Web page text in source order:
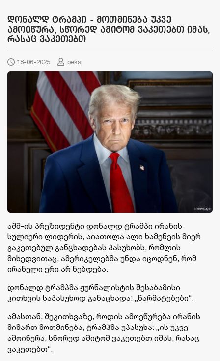
დონალდ ტრამპი - მოთმინება უკვე
ამოიწურა, სწორედ ამიტომ ვაკეთებთ იმას,
რასაც ვაკეთებთ
18-06-2025 beka
აშშ-ის პრეზიდენტი დონალდ ტრამპი ირანის
სულიერი ლიდერის, აიათოლა ალი ხამენეის მიერ
გაკეთებულ განცხადებას პასუხობს, რომლის
მიხედვითაც, ამერიკელებმა უნდა იცოდნენ, რომ
ირანელი ერი არ ნებდება.
დონალდ ტრამპმა ჟურნალისტის შესაბამისი
კითხვის საპასუხოდ განაცხადა: „წარმატებები“.
ამასთან, შეკითხვაზე, როდის ამოეწურება ირანის
მიმართ მოთმინება, ტრამპმა უპასუხა: „ის უკვე
ამოიწურა, სწორედ ამიტომ ვაკეთებთ იმას, რასაც
ვაკეთებთ“.